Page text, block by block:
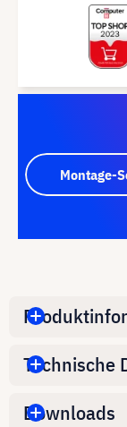
Montage-
Technische
Downloads